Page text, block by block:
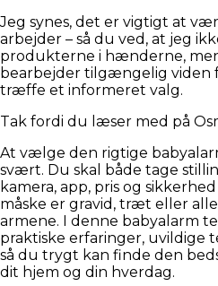
Jeg synes, det er vigtigt at
arbejder – så du ved, at jeg
produkterne i hænderne,
bearbejder tilgængelig viden
træffe et informeret valg.
Tak fordi du læser med på
At vælge den rigtige
svært. Du skal både tage
kamera, app, pris og
måske er gravid, træt eller
armene. I denne babyalarm
praktiske erfaringer, uvildige
så du trygt kan finde den
dit hjem og din hverdag.